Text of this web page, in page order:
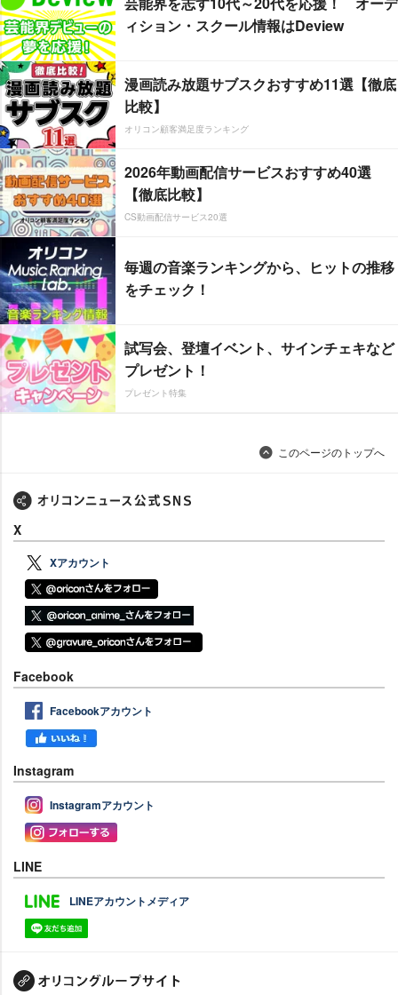
ィション・スクール情報はDeview
漫画読み放題サブスクおすすめ11選【徹底
比較】
オリコン顧客満足度ランキング
2026年動画配信サービスおすすめ40選
【徹底比較】
CS動画配信サービス20選
毎週の音楽ランキングから、ヒットの推移
をチェック！
試写会、登壇イベント、サインチェキなど
プレゼント！
プレゼント特集
このページのトップへ
X
Xアカウント
Facebook
Facebookアカウント
Instagram
Instagramアカウント
LINE
LINEアカウントメディア